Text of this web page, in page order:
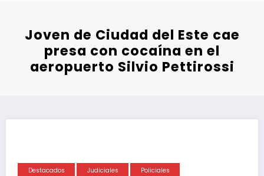
Joven de Ciudad del Este cae
presa con cocaína en el
aeropuerto Silvio Pettirossi
Destacados Judiciales Policiales